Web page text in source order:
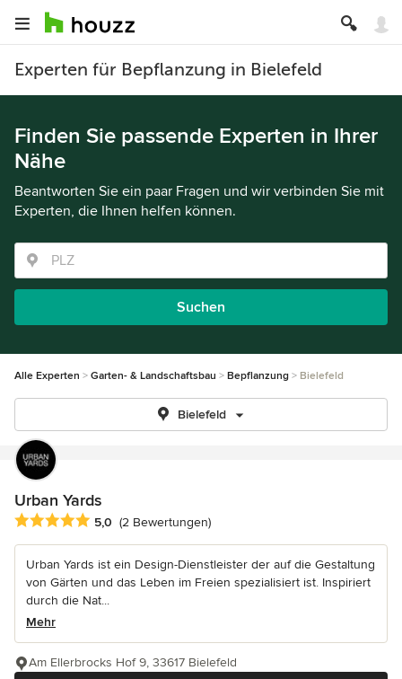
Experten für Bepflanzung in Bielefeld
Finden Sie passende Experten in Ihrer
Nähe
Beantworten Sie ein paar Fragen und wir verbinden Sie mit
Experten, die Ihnen helfen können.
Suchen
Alle Experten Garten- & Landschaftsbau Bepflanzung Bielefeld
Bielefeld
Urban Yards
Durchschnittliche Bewertung: 5 von 5 Sternen
5,0 (2 Bewertungen)
Urban Yards ist ein Design-Dienstleister der auf die Gestaltung
von Gärten und das Leben im Freien spezialisiert ist. Inspiriert
durch die Nat...
Mehr
Am Ellerbrocks Hof 9, 33617 Bielefeld